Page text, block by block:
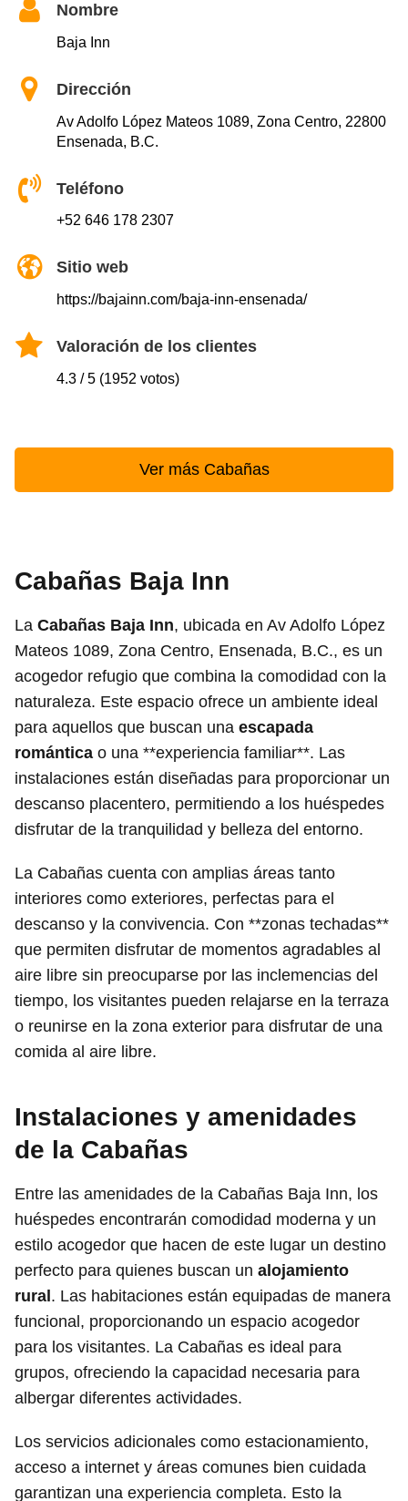
Nombre
Baja Inn
Dirección
Av Adolfo López Mateos 1089, Zona Centro, 22800
Ensenada, B.C.
Teléfono
+52 646 178 2307
Sitio web
https://bajainn.com/baja-inn-ensenada/
Valoración de los clientes
4.3 / 5 (1952 votos)
Ver más Cabañas
Cabañas Baja Inn
La Cabañas Baja Inn, ubicada en Av Adolfo López
Mateos 1089, Zona Centro, Ensenada, B.C., es un
acogedor refugio que combina la comodidad con la
naturaleza. Este espacio ofrece un ambiente ideal
para aquellos que buscan una escapada
romántica o una **experiencia familiar**. Las
instalaciones están diseñadas para proporcionar un
descanso placentero, permitiendo a los huéspedes
disfrutar de la tranquilidad y belleza del entorno.
La Cabañas cuenta con amplias áreas tanto
interiores como exteriores, perfectas para el
descanso y la convivencia. Con **zonas techadas**
que permiten disfrutar de momentos agradables al
aire libre sin preocuparse por las inclemencias del
tiempo, los visitantes pueden relajarse en la terraza
o reunirse en la zona exterior para disfrutar de una
comida al aire libre.
Instalaciones y amenidades
de la Cabañas
Entre las amenidades de la Cabañas Baja Inn, los
huéspedes encontrarán comodidad moderna y un
estilo acogedor que hacen de este lugar un destino
perfecto para quienes buscan un alojamiento
rural. Las habitaciones están equipadas de manera
funcional, proporcionando un espacio acogedor
para los visitantes. La Cabañas es ideal para
grupos, ofreciendo la capacidad necesaria para
albergar diferentes actividades.
Los servicios adicionales como estacionamiento,
acceso a internet y áreas comunes bien cuidada
garantizan una experiencia completa. Esto la